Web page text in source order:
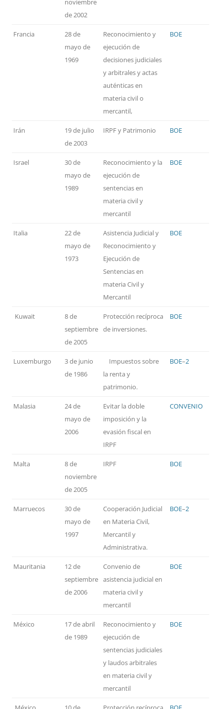
noviembre
de 2002
Francia
28 de
mayo de
1969
Reconocimiento y
ejecución de
decisiones judiciales
y arbitrales y actas
auténticas en
materia civil o
mercantil,
BOE
Irán
19 de julio
de 2003
IRPF y Patrimonio BOE
Israel
30 de
mayo de
1989
Reconocimiento y la
ejecución de
sentencias en
materia civil y
mercantil
BOE
Italia
22 de
mayo de
1973
Asistencia Judicial y
Reconocimiento y
Ejecución de
Sentencias en
materia Civil y
Mercantil
BOE
Kuwait
8 de
septiembre
de 2005
Protección recíproca
de inversiones.
BOE
Luxemburgo
3 de junio
de 1986
Impuestos sobre
la renta y
patrimonio.
BOE–2
Malasia
24 de
mayo de
2006
Evitar la doble
imposición y la
evasión fiscal en
IRPF
CONVENIO
Malta
8 de
noviembre
de 2005
IRPF BOE
Marruecos
30 de
mayo de
1997
Cooperación Judicial
en Materia Civil,
Mercantil y
Administrativa.
BOE–2
Mauritania
12 de
septiembre
de 2006
Convenio de
asistencia judicial en
materia civil y
mercantil
BOE
México
17 de abril
de 1989
Reconocimiento y
ejecución de
sentencias judiciales
y laudos arbitrales
en materia civil y
mercantil
BOE